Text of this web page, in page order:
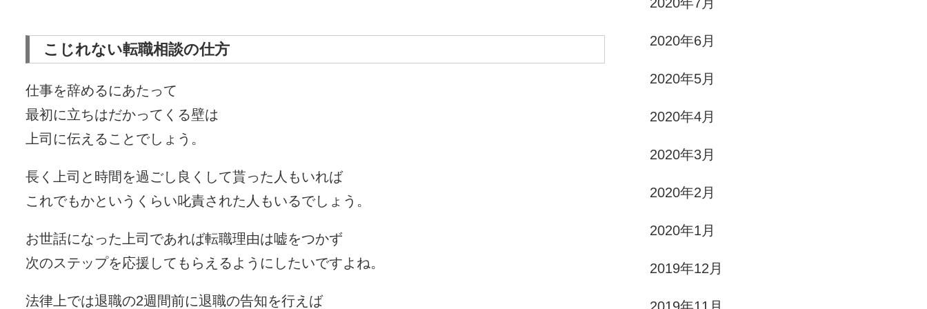
こじれない転職相談の仕方
仕事を辞めるにあたって
最初に立ちはだかってくる壁は
上司に伝えることでしょう。
長く上司と時間を過ごし良くして貰った人もいれば
これでもかというくらい叱責された人もいるでしょう。
お世話になった上司であれば転職理由は嘘をつかず
次のステップを応援してもらえるようにしたいですよね。
法律上では退職の2週間前に退職の告知を行えば
2020年6月
2020年5月
2020年4月
2020年3月
2020年2月
2020年1月
2019年12月